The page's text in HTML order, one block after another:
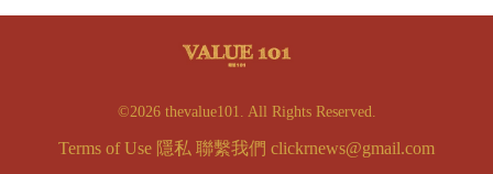
©2026 thevalue101. All Rights Reserved.
Terms of Use 隱私 聯繫我們 clickrnews@gmail.com